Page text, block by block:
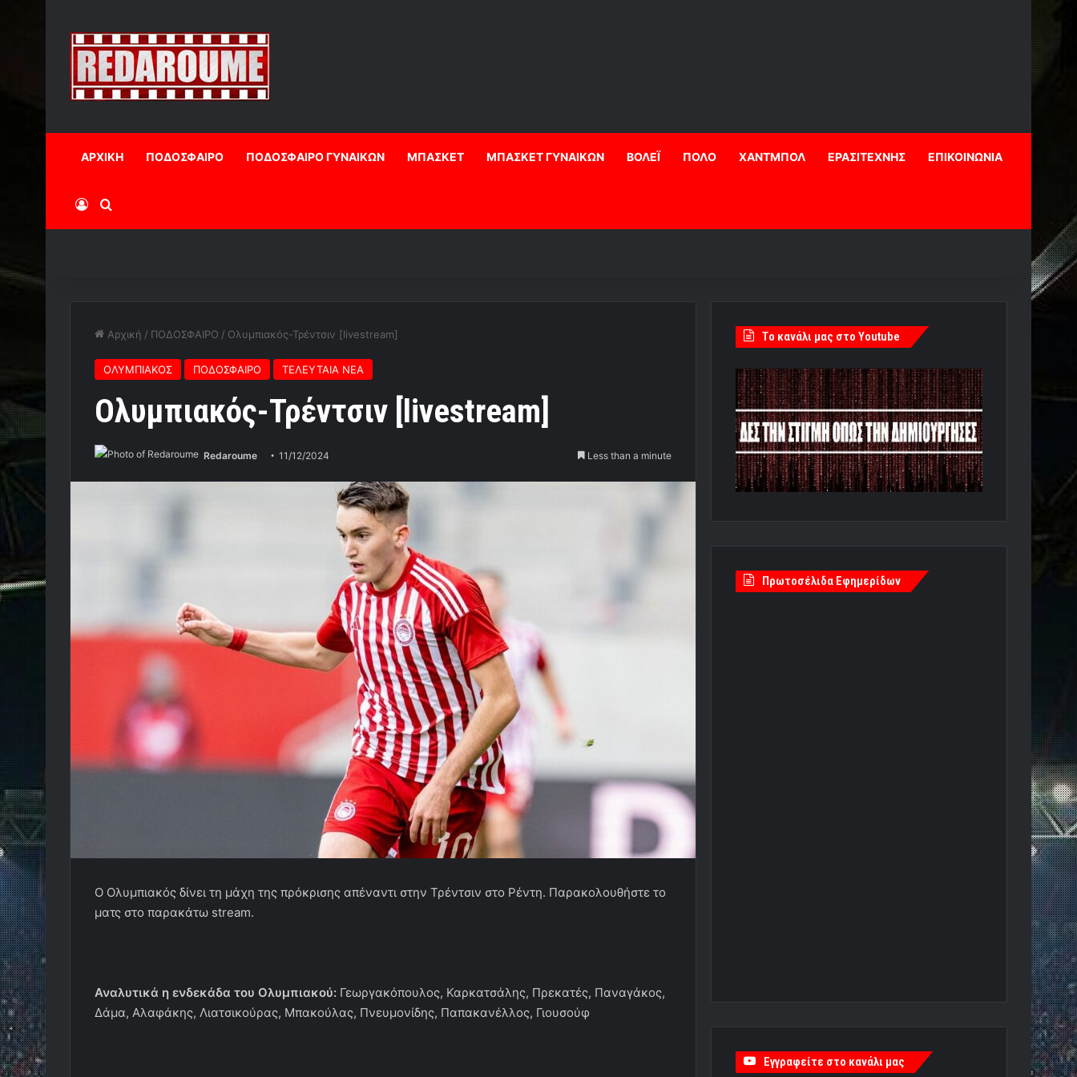
ΑΡΧΙΚΗ ΠΟΔΟΣΦΑΙΡΟ ΠΟΔΟΣΦΑΙΡΟ ΓΥΝΑΙΚΩΝ ΜΠΑΣΚΕΤ ΜΠΑΣΚΕΤ ΓΥΝΑΙΚΩΝ ΒΟΛΕΪ ΠΟΛΟ ΧΑΝΤΜΠΟΛ ΕΡΑΣΙΤΕΧΝΗΣ ΕΠΙΚΟΙΝΩΝΙΑ
Log InΑναζήτηση
Αρχική / ΠΟΔΟΣΦΑΙΡΟ / Ολυμπιακός-Τρέντσιν [livestream]
ΟΛΥΜΠΙΑΚΟΣ ΠΟΔΟΣΦΑΙΡΟ ΤΕΛΕΥΤΑΙΑ ΝΕΑ
Ολυμπιακός-Τρέντσιν [livestream]
Redaroume 11/12/2024 Less than a minute
O Oλυμπιακός δίνει τη μάχη της πρόκρισης απέναντι στην Τρέντσιν στο Ρέντη. Παρακολουθήστε το
ματς στο παρακάτω stream.
Αναλυτικά η ενδεκάδα του Ολυμπιακού: Γεωργακόπουλος, Καρκατσάλης, Πρεκατές, Παναγάκος,
Δάμα, Αλαφάκης, Λιατσικούρας, Μπακούλας, Πνευμονίδης, Παπακανέλλος, Γιουσούφ
Tο κανάλι μας στο Youtube
Πρωτοσέλιδα Εφημερίδων
Εγγραφείτε στο κανάλι μας